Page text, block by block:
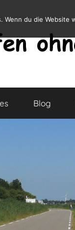
Blog
Wenn du die